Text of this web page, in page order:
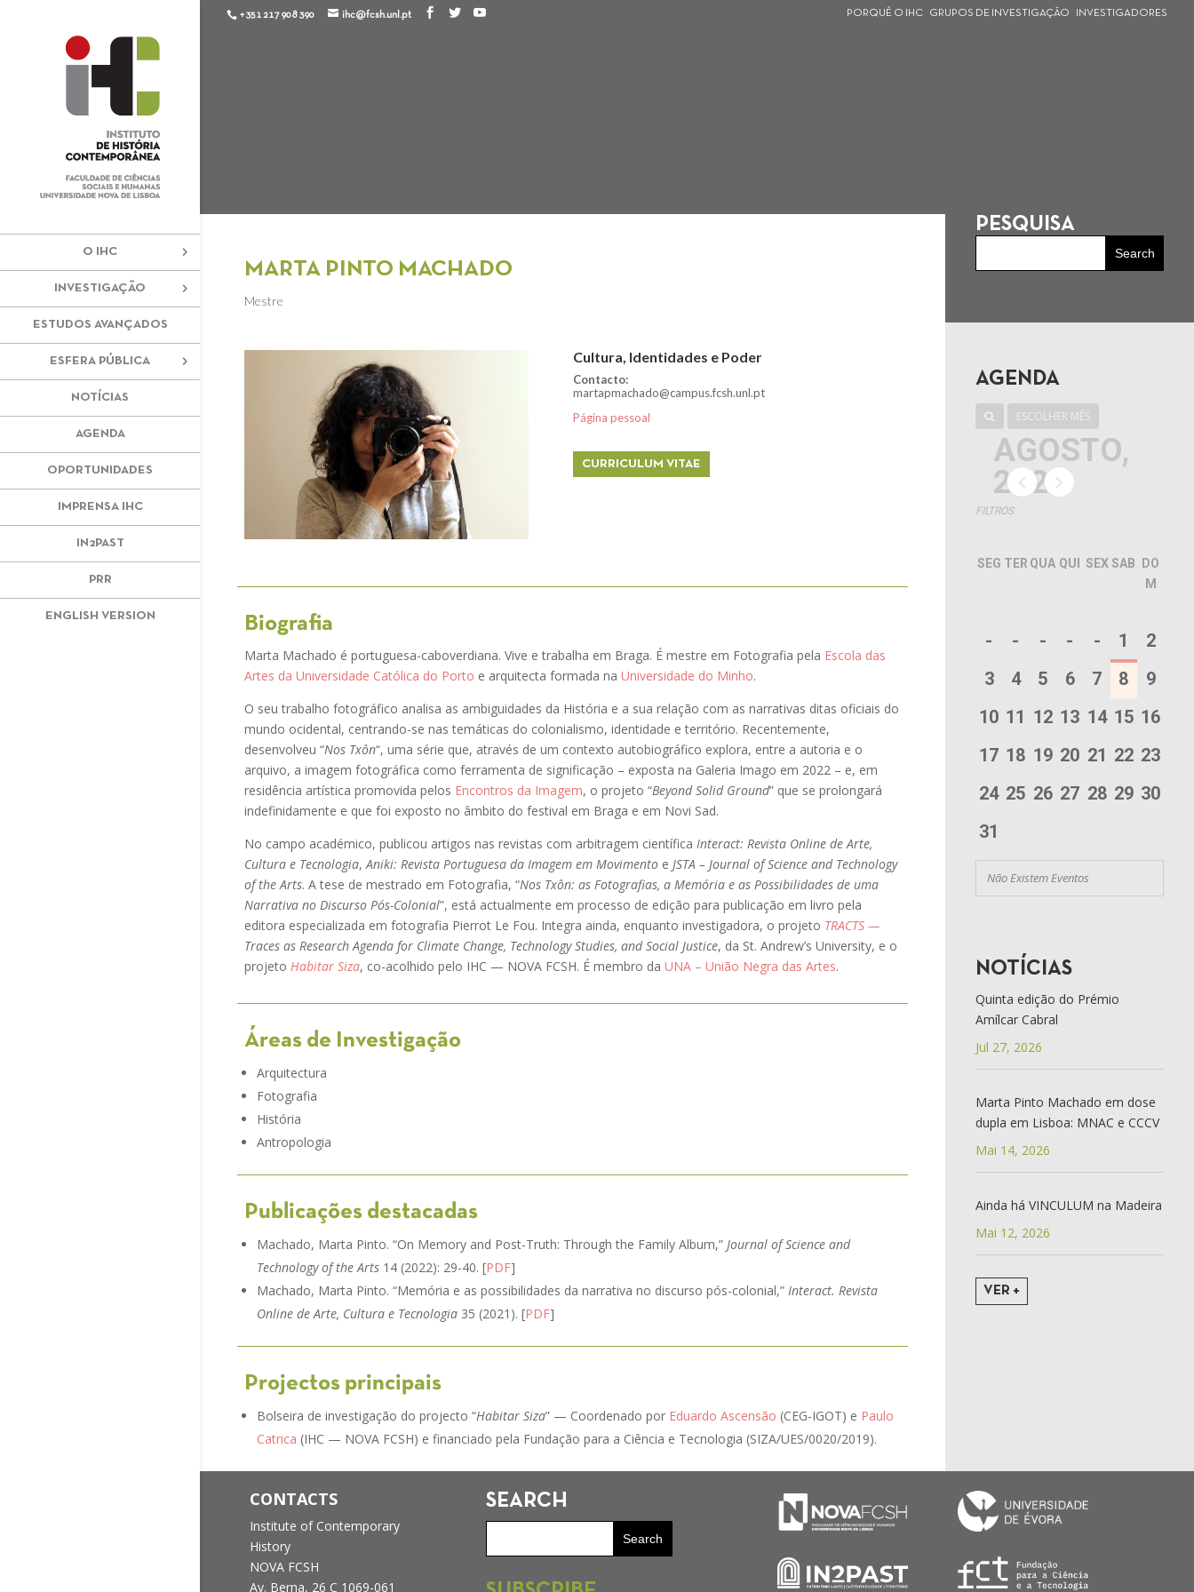
+351 217 908 390 ihc@fcsh.unl.pt PORQUÊ O IHC GRUPOS DE INVESTIGAÇÃO INVESTIGADORES
O IHC
INVESTIGAÇÃO
ESTUDOS AVANÇADOS
ESFERA PÚBLICA
NOTÍCIAS
AGENDA
OPORTUNIDADES
IMPRENSA IHC
IN2PAST
PRR
ENGLISH VERSION
MARTA PINTO MACHADO
Mestre
Cultura, Identidades e Poder
Contacto:
martapmachado@campus.fcsh.unl.pt
Página pessoal
CURRICULUM VITAE
Biografia
Marta Machado é portuguesa-caboverdiana. Vive e trabalha em Braga. É mestre em Fotografia pela Escola das
Artes da Universidade Católica do Porto e arquitecta formada na Universidade do Minho.
O seu trabalho fotográfico analisa as ambiguidades da História e a sua relação com as narrativas ditas oficiais do
mundo ocidental, centrando-se nas temáticas do colonialismo, identidade e território. Recentemente,
desenvolveu “Nos Txôn“, uma série que, através de um contexto autobiográfico explora, entre a autoria e o
arquivo, a imagem fotográfica como ferramenta de significação – exposta na Galeria Imago em 2022 – e, em
residência artística promovida pelos Encontros da Imagem, o projeto “Beyond Solid Ground” que se prolongará
indefinidamente e que foi exposto no âmbito do festival em Braga e em Novi Sad.
No campo académico, publicou artigos nas revistas com arbitragem científica Interact: Revista Online de Arte,
Cultura e Tecnologia, Aniki: Revista Portuguesa da Imagem em Movimento e JSTA – Journal of Science and Technology
of the Arts. A tese de mestrado em Fotografia, “Nos Txôn: as Fotografias, a Memória e as Possibilidades de uma
Narrativa no Discurso Pós-Colonial”, está actualmente em processo de edição para publicação em livro pela
editora especializada em fotografia Pierrot Le Fou. Integra ainda, enquanto investigadora, o projeto TRACTS —
Traces as Research Agenda for Climate Change, Technology Studies, and Social Justice, da St. Andrew’s University, e o
projeto Habitar Siza, co-acolhido pelo IHC — NOVA FCSH. É membro da UNA – União Negra das Artes.
Áreas de Investigação
Arquitectura
Fotografia
História
Antropologia
Publicações destacadas
Machado, Marta Pinto. “On Memory and Post-Truth: Through the Family Album,” Journal of Science and
Technology of the Arts 14 (2022): 29-40. [PDF]
Machado, Marta Pinto. “Memória e as possibilidades da narrativa no discurso pós-colonial,” Interact. Revista
Online de Arte, Cultura e Tecnologia 35 (2021). [PDF]
Projectos principais
Bolseira de investigação do projecto “Habitar Siza” — Coordenado por Eduardo Ascensão (CEG-IGOT) e Paulo
Catrica (IHC — NOVA FCSH) e financiado pela Fundação para a Ciência e Tecnologia (SIZA/UES/0020/2019).
PESQUISA
AGENDA
ESCOLHER MÊS
AGOSTO,
2026
FILTROS
SEG TER QUA QUI SEX SAB DO
M
- - - - - 1
2
3
4 5 6 7 8
9
10 11 12 13 14 15 16
17 18 19 20 21 22 23
24 25 26 27 28 29 30
31
Não Existem Eventos
NOTÍCIAS
Quinta edição do Prémio
Amílcar Cabral
Jul 27, 2026
Marta Pinto Machado em dose
dupla em Lisboa: MNAC e CCCV
Mai 14, 2026
Ainda há VINCULUM na Madeira
Mai 12, 2026
VER +
CONTACTS
Institute of Contemporary
History
NOVA FCSH
Av. Berna, 26 C 1069-061
SEARCH